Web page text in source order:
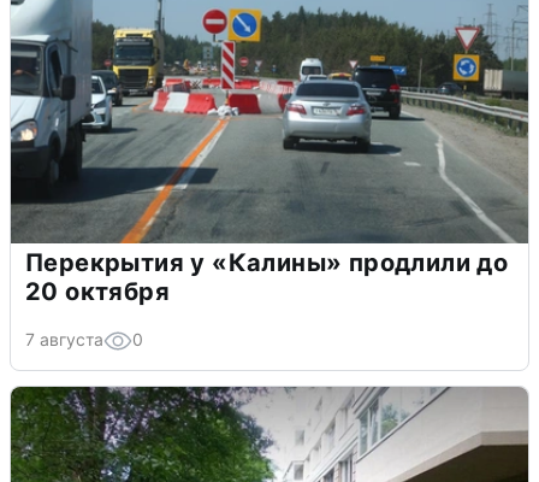
Перекрытия у «Калины» продлили до
20 октября
7 августа 0